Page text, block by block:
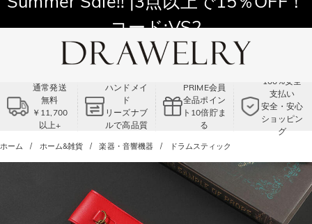
コード:VS2
通常発送
無料
￥11,700
以上+
ハンドメイ
ド
リーズナブ
ルで高品質
PRIME会員
全品ポイン
ト10倍貯ま
る
100%安全
支払い
安全・安心
ショッピン
グ
ホーム ホーム&雑貨 楽器・音響機器 ドラムスティック